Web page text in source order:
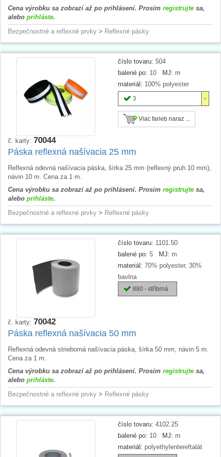
Cena výrobku sa zobrazí až po prihlásení. Prosím registrujte sa,
alebo prihláste.
Bezpečnostné a reflexné prvky > Reflexné pásky
číslo tovaru: 504
balené po: 10 MJ: m
materiál: 100% polyester
3
Viac farieb naraz ...
č. karty: 70044
Páska reflexná našívacia 25 mm
Reflexná odevná našívacia páska, šírka 25 mm (reflexný pruh 10 mm),
návin 10 m. Cena za 1 m.
Cena výrobku sa zobrazí až po prihlásení. Prosím registrujte sa,
alebo prihláste.
Bezpečnostné a reflexné prvky > Reflexné pásky
číslo tovaru: 1101.50
balené po: 5 MJ: m
materiál: 70% polyester, 30%
bavlna
880 - stříbrná
č. karty: 70042
Páska reflexná našívacia 50 mm
Reflexná odevná strieborná našívacia páska, šírka 50 mm, návin 5 m.
Cena za 1 m.
Cena výrobku sa zobrazí až po prihlásení. Prosím registrujte sa,
alebo prihláste.
Bezpečnostné a reflexné prvky > Reflexné pásky
číslo tovaru: 4102.25
balené po: 10 MJ: m
materiál: polyethylentereftalát